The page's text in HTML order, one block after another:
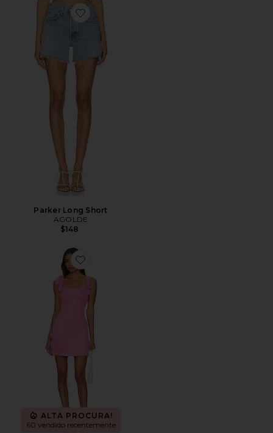
Favorite Parker Long Short
Parker Long Short
AGOLDE
$148
Favorite Trompe Dress
ALTA PROCURA!
60 vendido recentemente